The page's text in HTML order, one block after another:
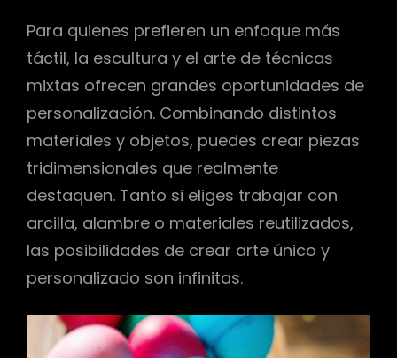
Para quienes prefieren un enfoque más
táctil, la escultura y el arte de técnicas
mixtas ofrecen grandes oportunidades de
personalización. Combinando distintos
materiales y objetos, puedes crear piezas
tridimensionales que realmente
destaquen. Tanto si eliges trabajar con
arcilla, alambre o materiales reutilizados,
las posibilidades de crear arte único y
personalizado son infinitas.